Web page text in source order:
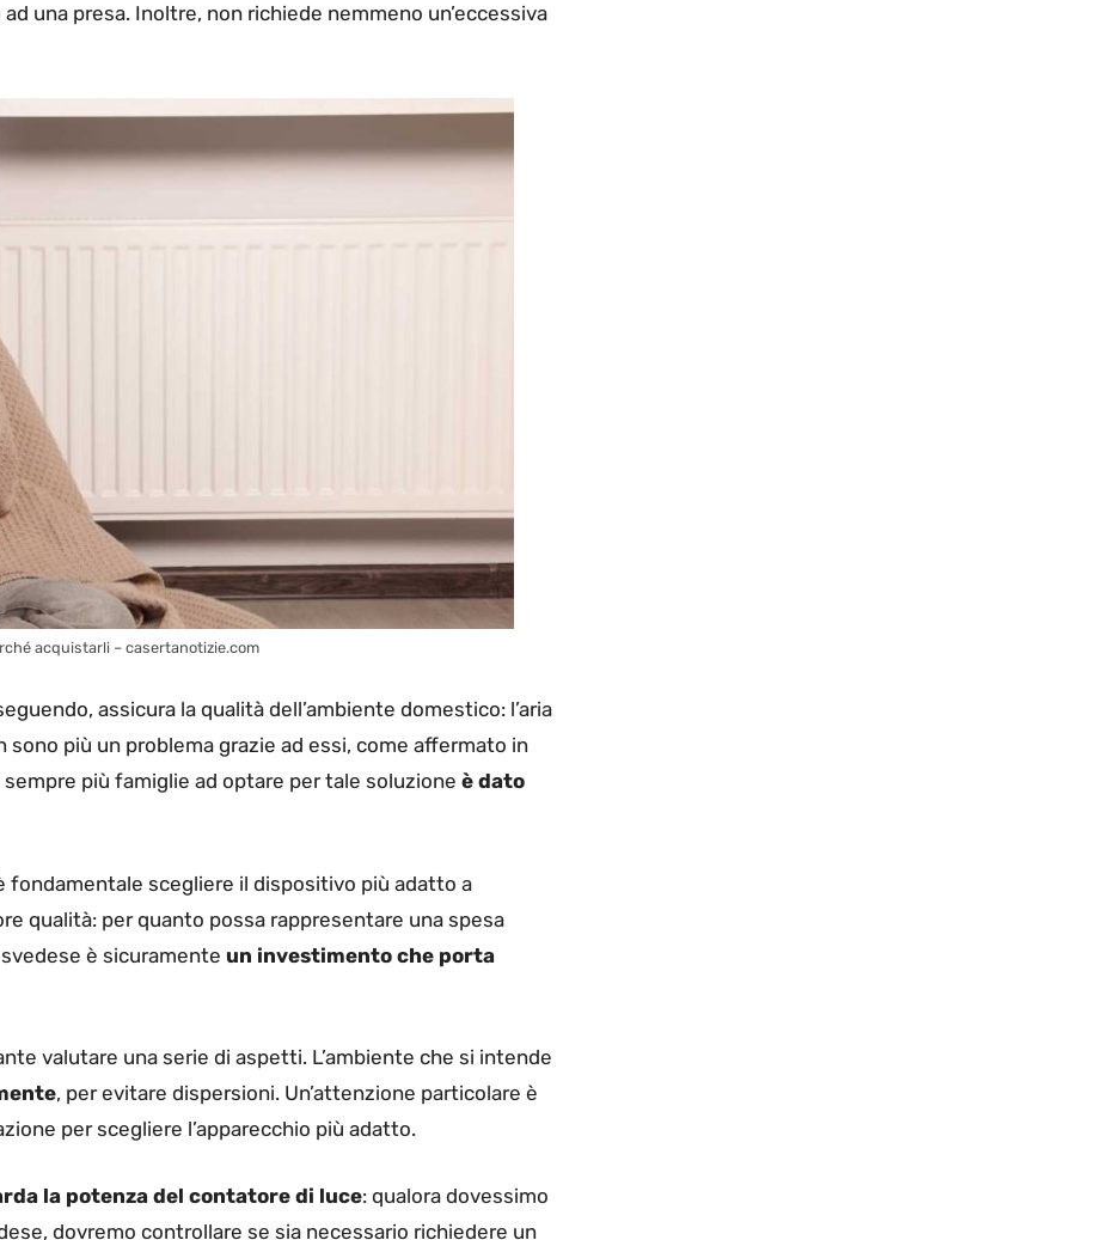
una presa. Inoltre, non richiede nemmeno un’eccessiva
acquistarli – casertanotizie.com
assicura la qualità dell’ambiente domestico: l’aria
più un problema grazie ad essi, come affermato in
più famiglie ad optare per tale soluzione è dato
fondamentale scegliere il dispositivo più adatto a
qualità: per quanto possa rappresentare una spesa
è sicuramente un investimento che porta
valutare una serie di aspetti. L’ambiente che si intende
, per evitare dispersioni. Un’attenzione particolare è
per scegliere l’apparecchio più adatto.
la potenza del contatore di luce: qualora dovessimo
dovremo controllare se sia necessario richiedere un